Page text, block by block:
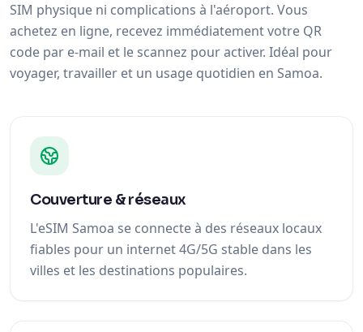
SIM physique ni complications à l'aéroport. Vous
achetez en ligne, recevez immédiatement votre QR
code par e-mail et le scannez pour activer. Idéal pour
voyager, travailler et un usage quotidien en Samoa.
Couverture & réseaux
L'eSIM Samoa se connecte à des réseaux locaux
fiables pour un internet 4G/5G stable dans les
villes et les destinations populaires.